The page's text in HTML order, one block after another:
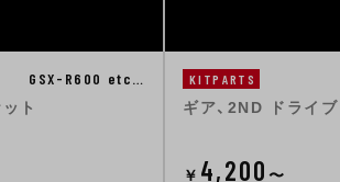
GSX-R600 etc…
ト
KITPARTS
ギア、2ND ドライブ
￥ 4,200 〜